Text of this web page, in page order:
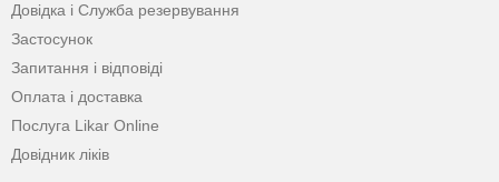
Довідка і Служба резервування
Застосунок
Запитання і відповіді
Оплата і доставка
Послуга Likar Online
Довідник ліків